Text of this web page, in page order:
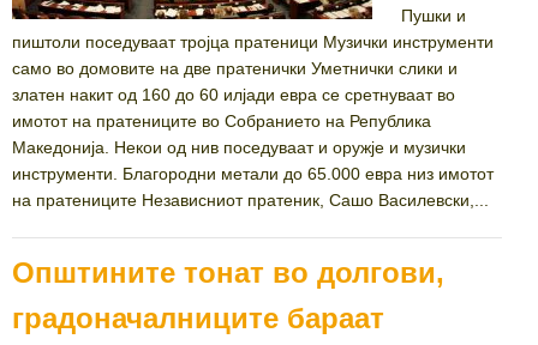
Пушки и
пиштоли поседуваат тројца пратеници Музички инструменти
само во домовите на две пратенички Уметнички слики и
златен накит од 160 до 60 илјади евра се сретнуваат во
имотот на пратениците во Собранието на Република
Македонија. Некои од нив поседуваат и оружје и музички
инструменти. Благородни метали до 65.000 евра низ имотот
на пратениците Независниот пратеник, Сашо Василевски,...
Општините тонат во долгови,
градоначалниците бараат